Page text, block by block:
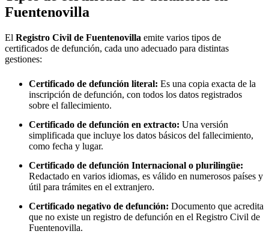
Fuentenovilla
El Registro Civil de Fuentenovilla emite varios tipos de
certificados de defunción, cada uno adecuado para distintas
gestiones:
Certificado de defunción literal: Es una copia exacta de la
inscripción de defunción, con todos los datos registrados
sobre el fallecimiento.
Certificado de defunción en extracto: Una versión
simplificada que incluye los datos básicos del fallecimiento,
como fecha y lugar.
Certificado de defunción Internacional o plurilingüe:
Redactado en varios idiomas, es válido en numerosos países y
útil para trámites en el extranjero.
Certificado negativo de defunción: Documento que acredita
que no existe un registro de defunción en el Registro Civil de
Fuentenovilla.